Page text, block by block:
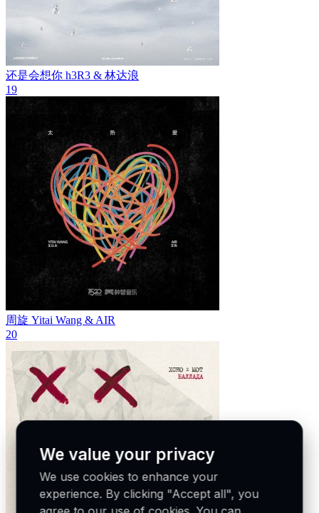
还是会想你 h3R3 & 林达浪
19
周旋 Yitai Wang & AIR
20
We value your privacy
We use cookies to enhance your
experience. By clicking "Accept all", you